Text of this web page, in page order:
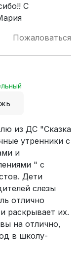
С
Пожаловаться
из ДС "Сказка
утренники с
и
" с
Дети
слезы
отлично
раскрывает их.
на отлично,
в школу-